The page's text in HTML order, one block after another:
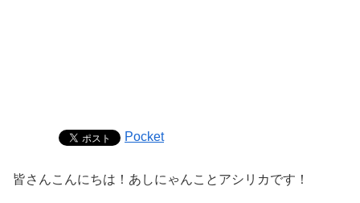
Pocket
皆さんこんにちは！あしにゃんことアシリカです！